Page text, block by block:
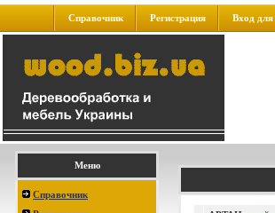
Справочник Регистрация Вход для
Меню
Справочник